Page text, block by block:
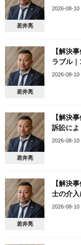
若井亮
キャンセ
2026-08-10
若井亮
【解決
ラブル
き・損害
2026-08-10
若井亮
【解決
訴訟に
2026-08-10
若井亮
【解決
士の介
円を受領
2026-08-10